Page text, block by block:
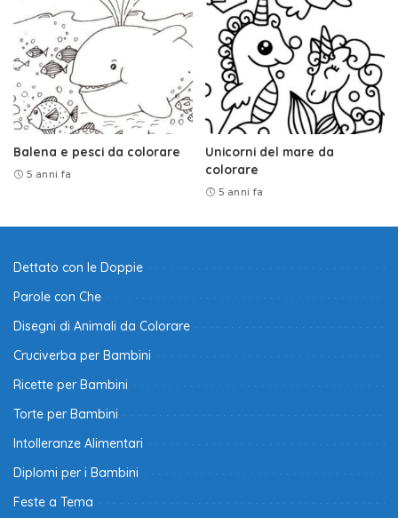
Balena e pesci da colorare
5 anni fa
Unicorni del mare da
colorare
5 anni fa
Dettato con le Doppie
Parole con Che
Disegni di Animali da Colorare
Cruciverba per Bambini
Ricette per Bambini
Torte per Bambini
Intolleranze Alimentari
Diplomi per i Bambini
Feste a Tema